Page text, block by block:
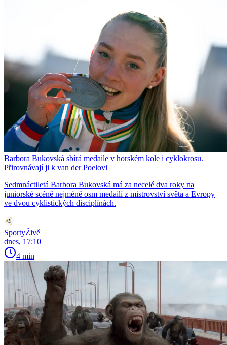
Barbora Bukovská sbírá medaile v horském kole i cyklokrosu.
Přirovnávají ji k van der Poelovi
Sedmnáctiletá Barbora Bukovská má za necelé dva roky na
juniorské scéně nejméně osm medailí z mistrovství světa a Evropy
ve dvou cyklistických disciplínách.
SportyŽivě
dnes, 17:10
4 min